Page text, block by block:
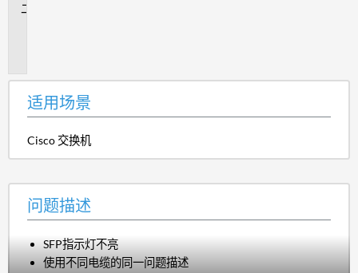
适用场景
Cisco 交换机
问题描述
SFP指示灯不亮
使用不同电缆的同一问题描述